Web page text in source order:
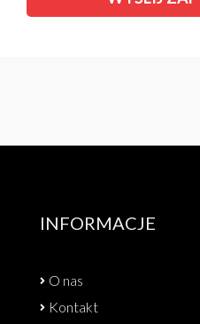
INFORMACJE
O nas
Kontakt